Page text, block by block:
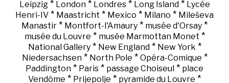
Leipzig* London* Londres* Long Island* Lycée
Henri-IV * Maastricht * Mexico * Milano * Mileševa
Manastir * Montfort-l'Amaury * musée d'Orsay *
musée du Louvre * musée Marmottan Monet *
National Gallery* New England* New York *
Niedersachsen* North Pole * Opéra-Comique *
Paddington * Paris * passage Choiseul * place
Vendôme * Prijepolje * pyramide du Louvre *